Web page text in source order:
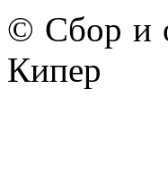
© Сбор и
Кипер